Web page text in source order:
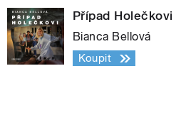
Případ Holečkovi
Bianca Bellová
Koupit